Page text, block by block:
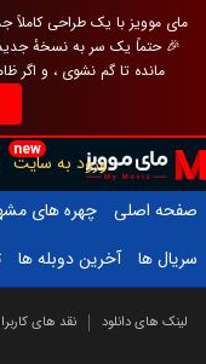
مای موویز با یک طراحی کاملاً
🎉 حتماً یک سر به نسخهٔ
مانده تا گم نشوی ، و اگر
new
ورود به سایت
صفحه اصلی
چهره های
سریال ها
آخرین دوبله ها
لینک های دانلود نقد های